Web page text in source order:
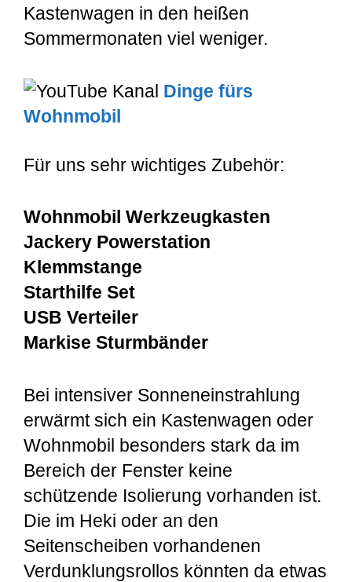
Kastenwagen in den heißen
Sommermonaten viel weniger.
Dinge fürs
Wohnmobil
Für uns sehr wichtiges Zubehör:
Wohnmobil Werkzeugkasten
Jackery Powerstation
Klemmstange
Starthilfe Set
USB Verteiler
Markise Sturmbänder
Bei intensiver Sonneneinstrahlung
erwärmt sich ein Kastenwagen oder
Wohnmobil besonders stark da im
Bereich der Fenster keine
schützende Isolierung vorhanden ist.
Die im Heki oder an den
Seitenscheiben vorhandenen
Verdunklungsrollos könnten da etwas